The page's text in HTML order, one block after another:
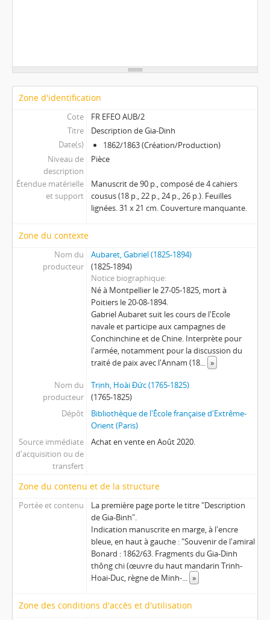
Zone d'identification
Cote
FR EFEO AUB/2
Titre
Description de Gia-Dinh
Date(s)
1862/1863 (Création/Production)
Niveau de
description
Pièce
Étendue matérielle
et support
Manuscrit de 90 p., composé de 4 cahiers
cousus (18 p., 22 p., 24 p., 26 p.). Feuilles
lignées. 31 x 21 cm. Couverture manquante.
Zone du contexte
Nom du
producteur
Aubaret, Gabriel (1825-1894)
(1825-1894)
Notice biographique
Né à Montpellier le 27-05-1825, mort à
Poitiers le 20-08-1894.
Gabriel Aubaret suit les cours de l'Ecole
navale et participe aux campagnes de
Conchinchine et de Chine. Interprète pour
l'armée, notamment pour la discussion du
traité de paix avec l'Annam (18... »
Nom du
producteur
Trịnh, Hoài Đức (1765-1825)
(1765-1825)
Dépôt
Bibliothèque de l'École française d'Extrême-
Orient (Paris)
Source immédiate
d'acquisition ou de
transfert
Achat en vente en Août 2020.
Zone du contenu et de la structure
Portée et contenu
La première page porte le titre "Description
de Gia-Binh".
Indication manuscrite en marge, à l'encre
bleue, en haut à gauche : "Souvenir de l'amiral
Bonard : 1862/63. Fragments du Gia-Dinh
thông chi (œuvre du haut mandarin Trinh-
Hoai-Duc, règne de Minh-... »
Zone des conditions d'accès et d'utilisation